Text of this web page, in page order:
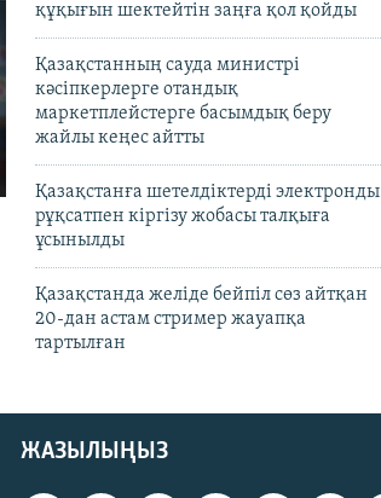
құқығын шектейтін заңға қол қойды
Қазақстанның сауда министрі
кәсіпкерлерге отандық
маркетплейстерге басымдық беру
жайлы кеңес айтты
Қазақстанға шетелдіктерді электронды
рұқсатпен кіргізу жобасы талқыға
ұсынылды
Қазақстанда желіде бейпіл сөз айтқан
20-дан астам стример жауапқа
тартылған
ЖАЗЫЛЫҢЫЗ